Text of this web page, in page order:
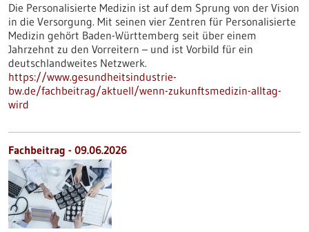
Die Personalisierte Medizin ist auf dem Sprung von der Vision
in die Versorgung. Mit seinen vier Zentren für Personalisierte
Medizin gehört Baden-Württemberg seit über einem
Jahrzehnt zu den Vorreitern – und ist Vorbild für ein
deutschlandweites Netzwerk.
https://www.gesundheitsindustrie-
bw.de/fachbeitrag/aktuell/wenn-zukunftsmedizin-alltag-
wird
Fachbeitrag - 09.06.2026